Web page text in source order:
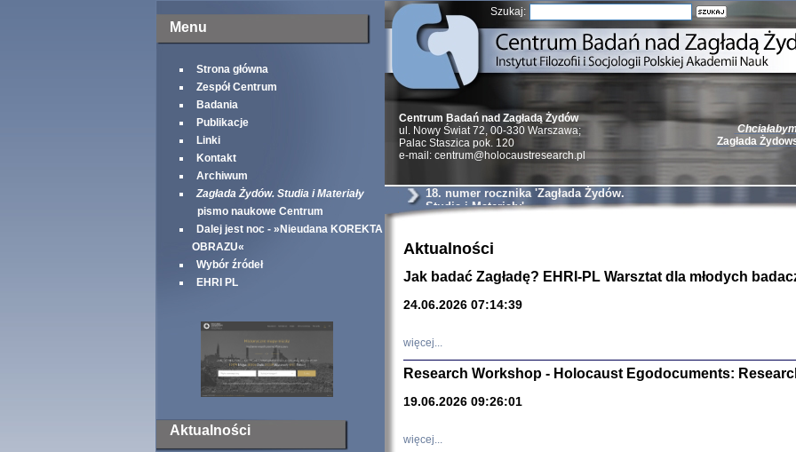
Menu
Strona główna
Zespół Centrum
Badania
Publikacje
Linki
Kontakt
Archiwum
Zagłada Żydów. Studia i Materiały
pismo naukowe Centrum
Dalej jest noc - »Nieudana KOREKTA
OBRAZU«
Wybór źródeł
EHRI PL
Aktualności
Szukaj:
Zagłada
Natalia Aleksiun,
Deborah Dash
Turski, Laurence
Centrum Badań nad Zagładą Żydów
ul. Nowy Świat 72, 00-330 Warszawa;
Palac Staszica pok. 120
e-mail: centrum@holocaustresearch.pl
18. numer rocznika 'Zagłada Żydów.
Studia i Materiały'
Aktualności
Jak badać Zagładę? EHRI-PL Warsztat dla młodych
24.06.2026 07:14:39
więcej...
Research Workshop - Holocaust Egodocuments:
19.06.2026 09:26:01
więcej...